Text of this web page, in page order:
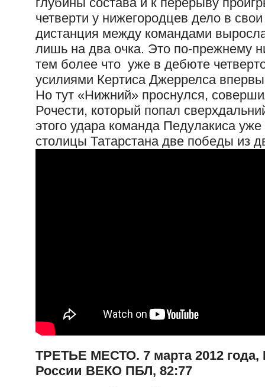
четверти у нижегородцев дело в
дистанция между командами
лишь на два очка. Это по-прежнему
тем более что уже в дебюте
усилиями Кертиса Джеррелса
Но тут «Нижний» проснулся,
Рочести, который попал
этого удара команда Педулакиса
столицы Татарстана две победы из
ТРЕТЬЕ МЕСТО. 7 марта 2012
России ВЕКО ПБЛ, 82:77